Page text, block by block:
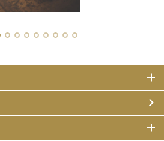
3 4 5 6 7 8 9 10